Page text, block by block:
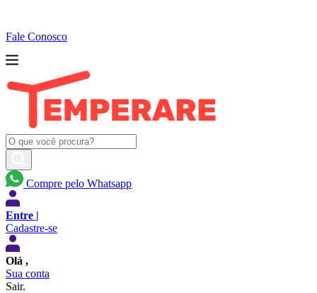
Fale Conosco
Compre pelo Whatsapp
Entre |
Cadastre-se
Olá ,
Sua conta
Sair.